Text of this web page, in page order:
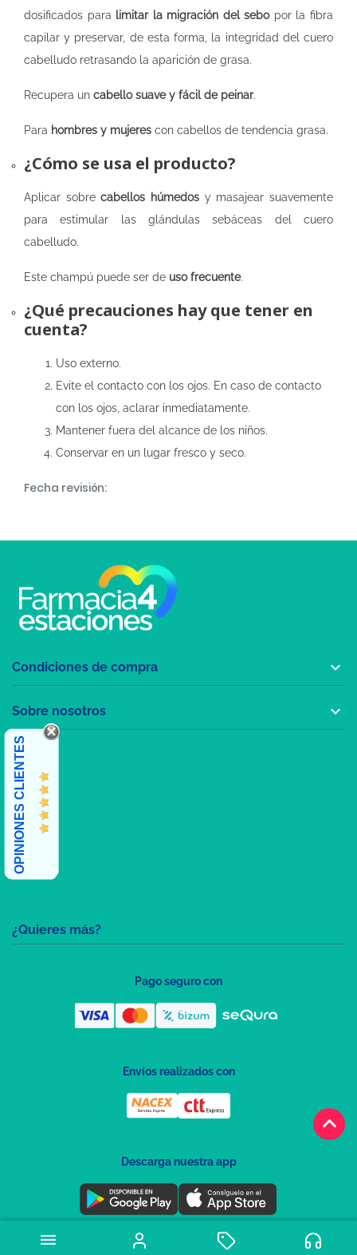
dosificados para limitar la migración del sebopor la fibra
capilar y preservar, de esta forma, la integridad del cuero
cabelludo retrasando la aparición de grasa.
Recupera un cabello suave y fácil de peinar.
Para hombres y mujeres con cabellos de tendencia grasa.
¿Cómo se usa el producto?
Aplicar sobrecabellos húmedos y masajear suavemente
para estimular las glándulas sebáceas del cuero
cabelludo.
Este champú puede ser de uso frecuente.
¿Qué precauciones hay que tener en
cuenta?
Uso externo.
Evite el contacto con los ojos. En caso de contacto
con los ojos, aclarar inmediatamente.
Mantener fuera del alcance de los niños.
Conservar en un lugar fresco y seco.
Fecha revisión:
keyboard_arrow_up
¿Quieres más?
Condiciones de compra 
Sobre nosotros 
OPINIONES CLIENTES
Pago seguro con
Envíos realizados con
Descarga nuestra app